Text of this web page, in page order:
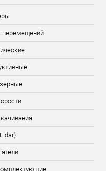
перемещений